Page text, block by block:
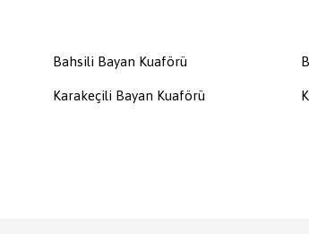
Bahsili Bayan Kuaförü
Karakeçili Bayan Kuaförü